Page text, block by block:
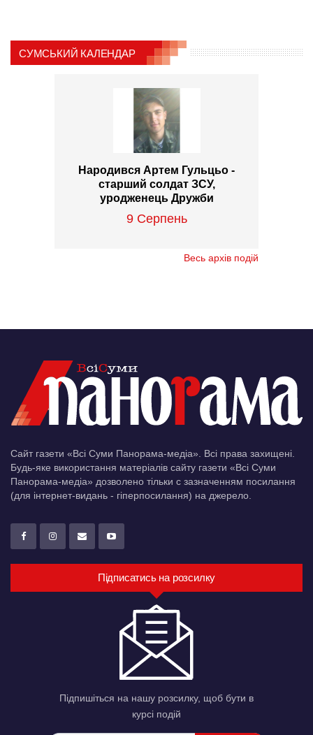
СУМСЬКИЙ КАЛЕНДАР
Народився Артем Гульцьо -
старший солдат ЗСУ,
уродженець Дружби
9 Серпень
Весь архів подій
Сайт газети «Всі Суми Панорама-медіа». Всі права захищені.
Будь-яке використання матеріалів сайту газети «Всі Суми
Панорама-медіа» дозволено тільки c зазначенням посилання
(для інтернет-видань - гіперпосилання) на джерело.
Підписатись на розсилку
Підпишіться на нашу розсилку, щоб бути в
курсі подій